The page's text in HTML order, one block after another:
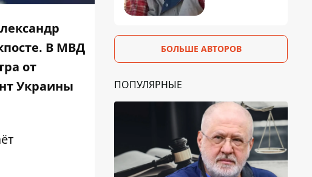
В МВД
от
Украины
БОЛЬШЕ АВТОРОВ
ПОПУЛЯРНЫЕ